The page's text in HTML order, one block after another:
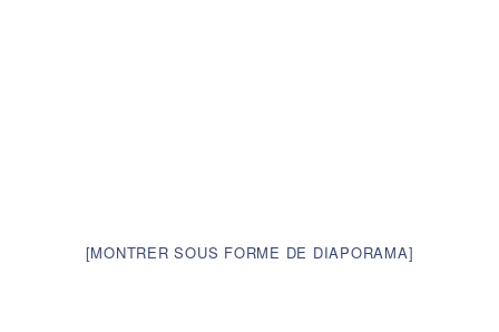
[MONTRER SOUS FORME DE DIAPORAMA]